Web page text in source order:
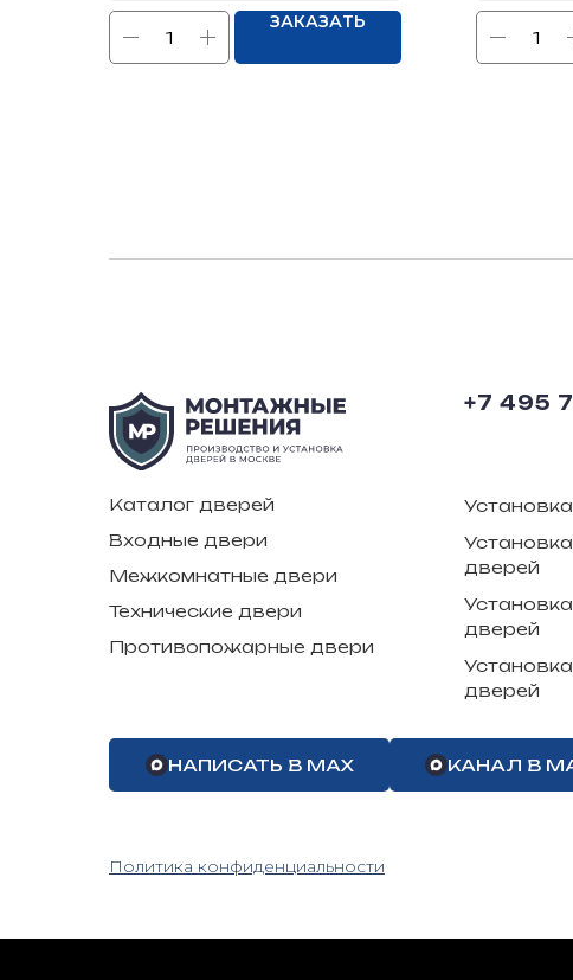
ЗАКАЗАТЬ
+7 495
Каталог дверей
Входные двери
Межкомнатные двери
Технические двери
Противопожарные двери
дверей
дверей
дверей
НАПИСАТЬ В MAX КАНАЛ В
Политика конфиденциальности